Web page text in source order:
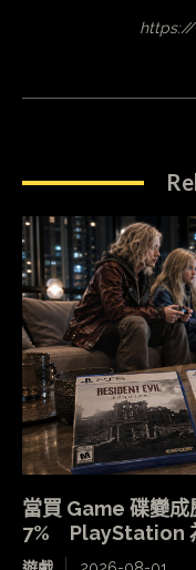
https://
當買 Game 碟變
7% PlayStation